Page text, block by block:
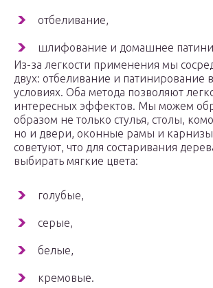
отбеливание,
шлифование и домашнее
Из-за легкости применения мы
двух: отбеливание и патинирование
условиях. Оба метода позволяют
интересных эффектов. Мы можем
образом не только стулья, столы,
но и двери, оконные рамы и
советуют, что для состаривания
выбирать мягкие цвета:
голубые,
серые,
белые,
кремовые.